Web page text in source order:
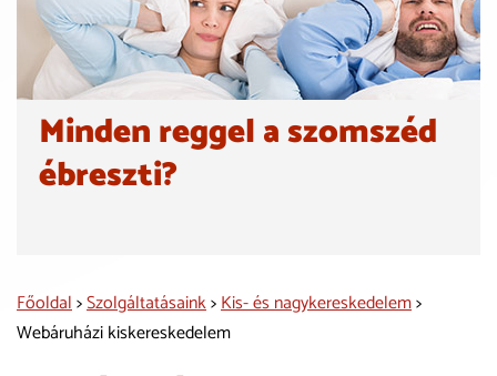
Minden reggel a szomszéd
ébreszti?
Főoldal>Szolgáltatásaink>Kis- és nagykereskedelem>
Webáruházi kiskereskedelem